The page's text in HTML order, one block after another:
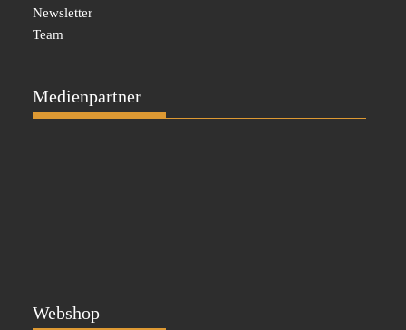
Newsletter
Team
Medienpartner
Webshop